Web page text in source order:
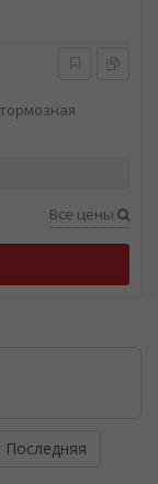
Все цены
Последняя